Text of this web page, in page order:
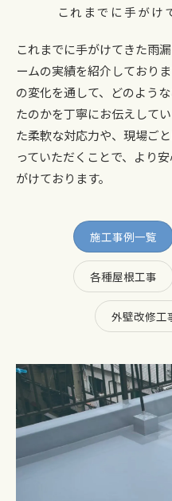
これまでに手がけ
これまでに手がけてきた雨
ームの実績を紹介しており
の変化を通して、どのよう
たのかを丁寧にお伝えして
た柔軟な対応力や、現場ご
っていただくことで、より
がけております。
施工事例一覧
各種屋根工事
外壁改修工